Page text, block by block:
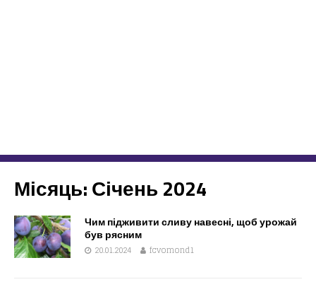
Місяць:Січень 2024
Чим підживити сливу навесні, щоб урожай
був рясним
20.01.2024 fcvomond1